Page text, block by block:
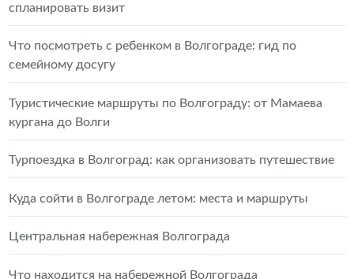
спланировать визит
Что посмотреть с ребенком в Волгограде: гид по
семейному досугу
Туристические маршруты по Волгограду: от Мамаева
кургана до Волги
Турпоездка в Волгоград: как организовать путешествие
Куда сойти в Волгограде летом: места и маршруты
Центральная набережная Волгограда
Что находится на набережной Волгограда